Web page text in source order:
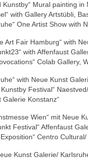
Kunstby“ Mural painting in
with Gallery Artstübli,
One Artist Show with
Art Fair Hamburg“ with
with Affenfaust
Colab Gallery,
with Neue Kunst
Festival“ Naestved/
Galerie Konstanz“
Wien“ mit Neue
Festival“ Affenfaust
Centro Cultural/
Kunst Galerie/